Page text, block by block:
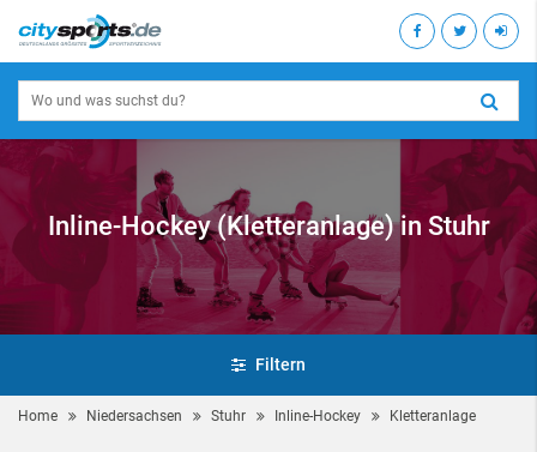
Inline-Hockey (Kletteranlage) in Stuhr
Filtern
Home Niedersachsen Stuhr Inline-Hockey Kletteranlage